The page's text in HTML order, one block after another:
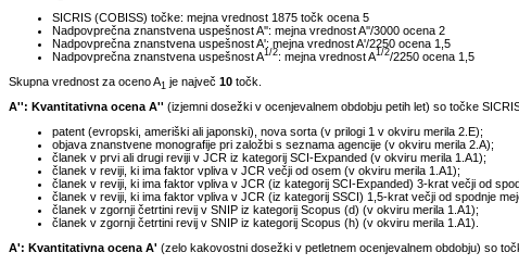
SICRIS (COBISS) točke: mejna vrednost 1875 točk ocena 5
Nadpovprečna znanstvena uspešnost A'': mejna vrednost A''/3000 ocena 2
Nadpovprečna znanstvena uspešnost A': mejna vrednost A'/2250 ocena 1,5
Nadpovprečna znanstvena uspešnost A1/2: mejna vrednost A1/2/2250 ocena 1,5
Skupna vrednost za oceno A1 je največ 10 točk.
A'': Kvantitativna ocena A'' (izjemni dosežki v ocenjevalnem obdobju petih let) so točke
patent (evropski, ameriški ali japonski), nova sorta (v prilogi 1 v okviru merila 2.E);
objava znanstvene monografije pri založbi s seznama agencije (v okviru merila 2.A);
članek v prvi ali drugi reviji v JCR iz kategorij SCI-Expanded (v okviru merila 1.A1);
članek v reviji, ki ima faktor vpliva v JCR večji od osem (v okviru merila 1.A1);
članek v reviji, ki ima faktor vpliva v JCR (iz kategorij SCI-Expanded) 3-krat večji od
članek v reviji, ki ima faktor vpliva v JCR (iz kategorij SSCI) 1,5-krat večji od spodnje
članek v zgornji četrtini revij v SNIP iz kategorij Scopus (d) (v okviru merila 1.A1);
članek v zgornji četrtini revij v SNIP iz kategorij Scopus (h) (v okviru merila 1.A1).
A': Kvantitativna ocena A' (zelo kakovostni dosežki v petletnem ocenjevalnem obdobju) so